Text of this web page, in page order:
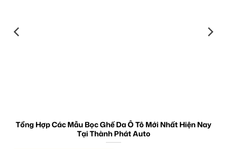
Tổng Hợp Các Mẫu Bọc Ghế Da Ô Tô Mới Nhất Hiện Nay
Tại Thành Phát Auto